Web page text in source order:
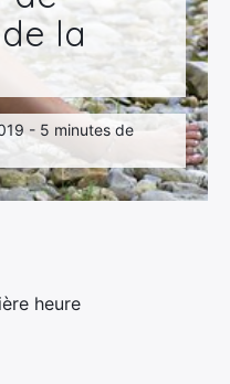
la
- 5 minutes de
heure